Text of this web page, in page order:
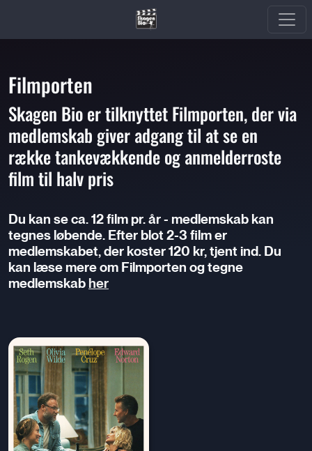
Filmporten
Skagen Bio er tilknyttet Filmporten, der via
medlemskab giver adgang til at se en
række tankevækkende og anmelderroste
film til halv pris
Du kan se ca. 12 film pr. år - medlemskab kan
tegnes løbende. Efter blot 2-3 film er
medlemskabet, der koster 120 kr, tjent ind. Du
kan læse mere om Filmporten og tegne
medlemskab her